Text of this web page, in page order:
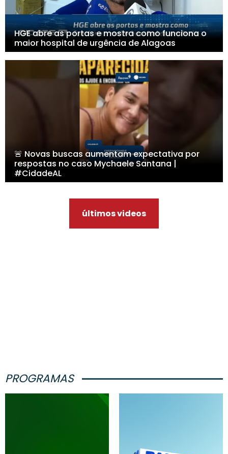
HGE abre as portas e mostra como funciona o
maior hospital de urgência de Alagoas
🚨 Novas buscas aumentam expectativa por
respostas no caso Mychaele Santana |
#CidadeAL
últimos videos
PROGRAMAS